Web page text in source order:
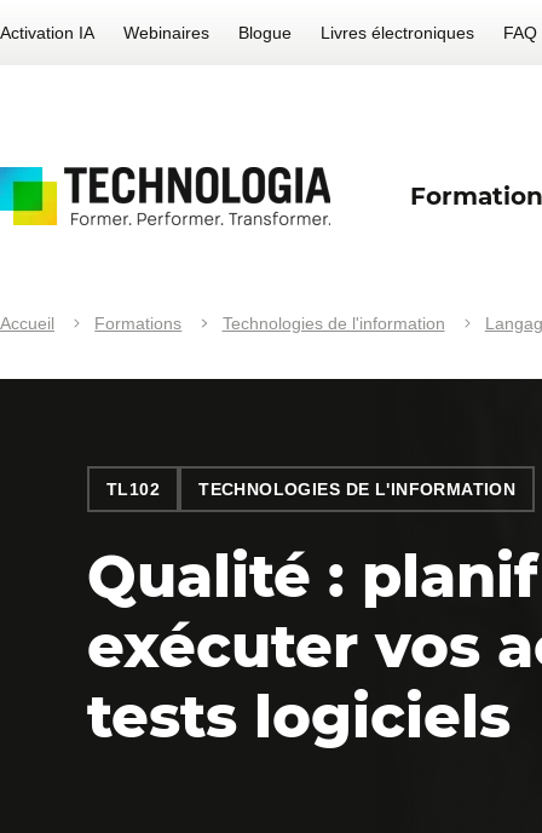
Activation IA Webinaires Blogue Livres électroniques FAQ
Accueil Formations Technologies de l'information
TL102 TECHNOLOGIES DE L'INFORMATION
Qualité :
exécuter vos
tests logiciels